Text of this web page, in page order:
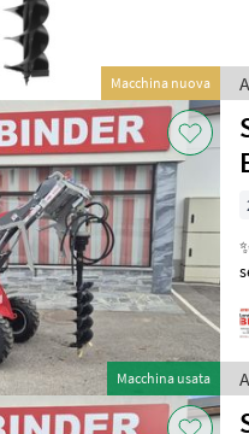
Macchina nuova
Macchina usata